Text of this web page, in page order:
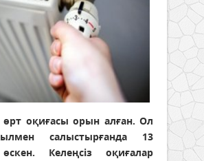
өрт оқиғасы орын алған. Ол
салыстырғанда 13
Келеңсіз оқиғалар